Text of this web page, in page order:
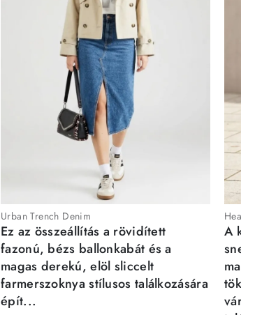
Urban Trench Denim
Ez az összeállítás a rövidített
fazonú, bézs ballonkabát és a
magas derekú, elöl sliccelt
farmerszoknya stílusos találkozására
épít...
A